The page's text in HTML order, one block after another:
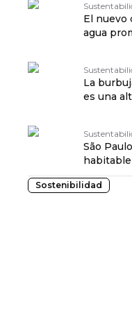
El nuevo
agua
La
es una
São
de 400
Sostenibilidad